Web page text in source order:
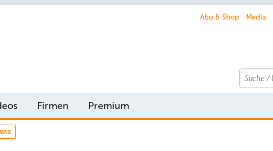
Abo & Shop Media
Search
Firmen Premium